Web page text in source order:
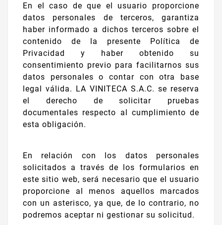
En el caso de que el usuario proporcione
datos personales de terceros, garantiza
haber informado a dichos terceros sobre el
contenido de la presente Política de
Privacidad y haber obtenido su
consentimiento previo para facilitarnos sus
datos personales o contar con otra base
legal válida. LA VINITECA S.A.C. se reserva
el derecho de solicitar pruebas
documentales respecto al cumplimiento de
esta obligación.
En relación con los datos personales
solicitados a través de los formularios en
este sitio web, será necesario que el usuario
proporcione al menos aquellos marcados
con un asterisco, ya que, de lo contrario, no
podremos aceptar ni gestionar su solicitud.